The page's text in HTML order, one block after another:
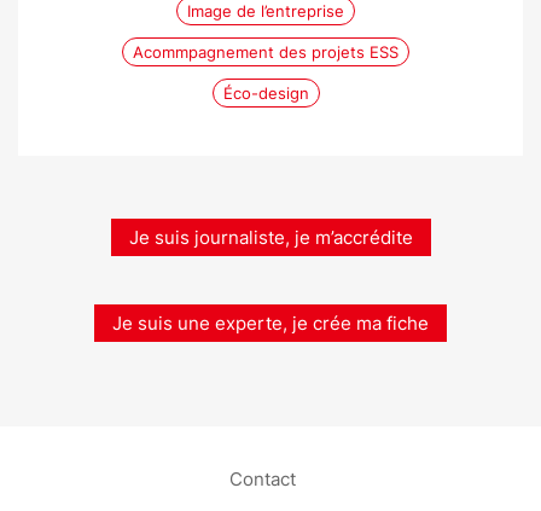
Image de l’entreprise
Acommpagnement des projets ESS
Éco-design
Je suis journaliste, je m’accrédite
Je suis une experte, je crée ma fiche
Contact